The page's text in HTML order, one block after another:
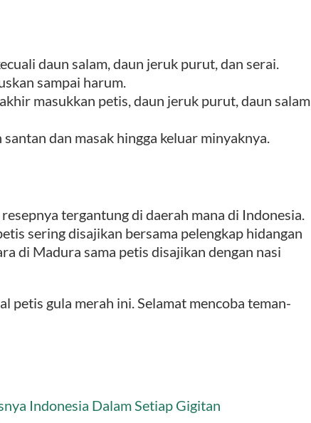
daun salam, daun jeruk purut, dan serai.
sampai harum.
masukkan petis, daun jeruk purut, daun salam
dan masak hingga keluar minyaknya.
tergantung di daerah mana di Indonesia.
sering disajikan bersama pelengkap hidangan
di Madura sama petis disajikan dengan nasi
petis gula merah ini. Selamat mencoba teman-
Indonesia Dalam Setiap Gigitan